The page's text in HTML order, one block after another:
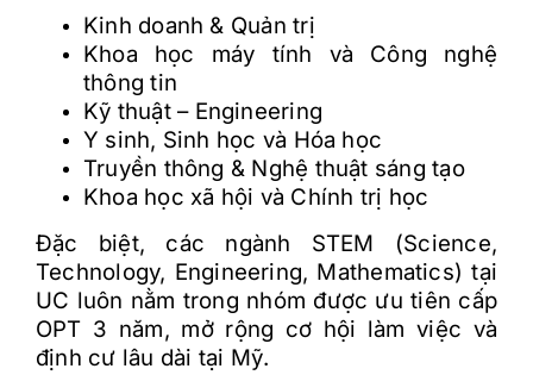
Kinh doanh & Quản trị
Khoa học máy tính và Công nghệ
thông tin
Kỹ thuật–Engineering
Y sinh, Sinh học và Hóa học
Truyền thông & Nghệ thuật sáng tạo
Khoa học xã hội và Chính trị học
Đặc biệt, các ngành STEM (Science,
Technology, Engineering, Mathematics) tại
UC luôn nằm trong nhóm được ưu tiên cấp
OPT 3 năm, mởrộng cơ hội làm việc và
định cư lâu dài tại Mỹ.